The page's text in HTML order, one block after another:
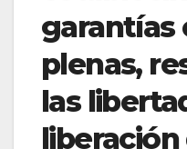
garantías
plenas,
las
liberación